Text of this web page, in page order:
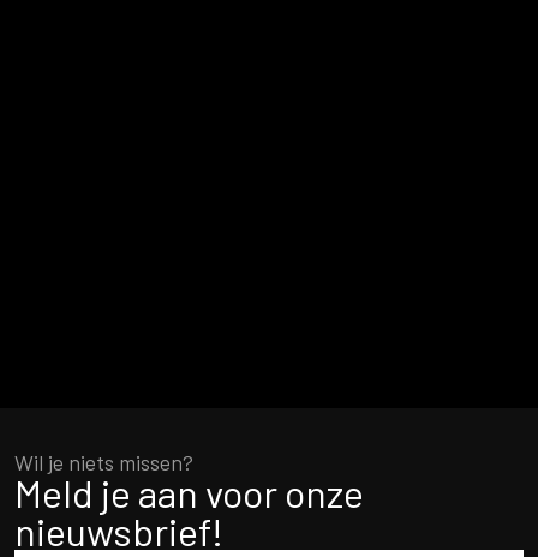
Wil je niets missen?
Meld je aan voor onze
nieuwsbrief!